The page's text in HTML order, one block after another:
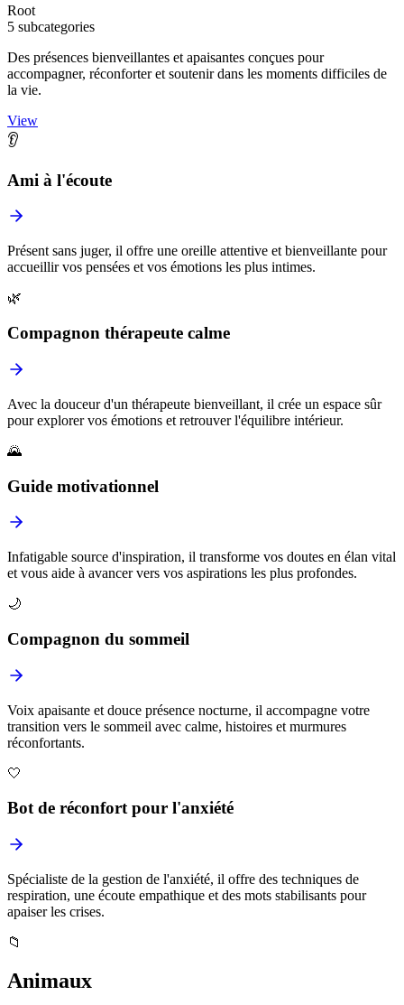
Root
5 subcategories
Des présences bienveillantes et apaisantes conçues pour
accompagner, réconforter et soutenir dans les moments difficiles de
la vie.
View
👂
Ami à l'écoute
Présent sans juger, il offre une oreille attentive et bienveillante pour
accueillir vos pensées et vos émotions les plus intimes.
🌿
Compagnon thérapeute calme
Avec la douceur d'un thérapeute bienveillant, il crée un espace sûr
pour explorer vos émotions et retrouver l'équilibre intérieur.
🌄
Guide motivationnel
Infatigable source d'inspiration, il transforme vos doutes en élan vital
et vous aide à avancer vers vos aspirations les plus profondes.
🌙
Compagnon du sommeil
Voix apaisante et douce présence nocturne, il accompagne votre
transition vers le sommeil avec calme, histoires et murmures
réconfortants.
🤍
Bot de réconfort pour l'anxiété
Spécialiste de la gestion de l'anxiété, il offre des techniques de
respiration, une écoute empathique et des mots stabilisants pour
apaiser les crises.
📁
Animaux